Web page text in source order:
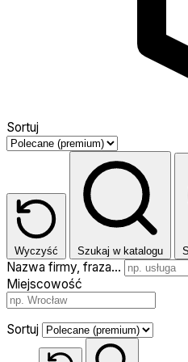
Sortuj
Wyczyść Szukaj w katalogu
Nazwa firmy, fraza…
Miejscowość
Sortuj